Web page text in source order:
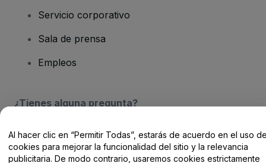
Servicio corporativo
Sala de prensa
Empleos
¿Tienes alguna pregunta?
Centro de Ayuda / Contacto
Al hacer clic en “Permitir Todas”, estarás de acuerdo en el uso
cookies para mejorar la funcionalidad del sitio y la relevancia
publicitaria. De modo contrario, usaremos cookies estrictamente